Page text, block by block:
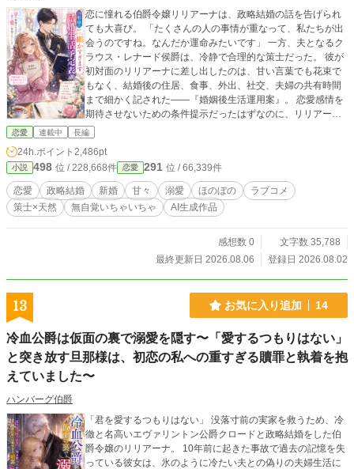
恋に憧れる伯爵令嬢リリアーナは、政略結婚の話を告げられ
ても大喜び。 「たくさんの人の事情が重なって、私たちが出
会うのですね。なんだか運命みたいです」 一方、夫となるク
ラウス・レナード侯爵は、冷静で合理的な策士だった。 彼が
初対面のリリアーナに差し出したのは、甘い言葉でも花束で
もなく、結婚後の住居、食事、外出、社交、夫婦の共有時間
まで細かく記された――『婚姻後生活運用案』。 恋愛感情を
期待させないための条件提示だったはずなのに、リリアーナ
はそれを大切そうに抱きしめてしまう。 「私が困らないよう
を優しさとして受け取り、毎日「嬉しいこと」を報告する
妻。 そんな彼女に調子を狂わされながら、クラウスの予定表
には、夕食、お茶、読書、花、菓子――そして妻の笑顔に関
する項目が、少しずつ増えていく。 政略結婚を運命だと信じ
る妻と、愛情まで管理しようとする旦那様。 これは、まだ恋
くておかしな新婚ラブコメディ。 ・＊毎日20:40更新＊・＊2
026年8月22日完結予定＊・＊12万文字想定＊・
恋愛 連載中 長編
24h.ポイント 2,486pt
小説 498 位 / 228,668件 恋愛 291 位 / 66,339件
恋愛 政略結婚 新婚 甘々 溺愛 ほのぼの
ラブコメ
策士×天然
無自覚いちゃいちゃ AI生成作品
感想数 0
文字数 35,788
最終更新日 2026.08.06
登録日 2026.08.02
13 お気に入り追加 14
冷血公爵は仮面の裏で溺愛を隠す〜「愛するつもりはない」
と突き放す旦那様は、初恋の私への重すぎる贖罪と執着を抱
えていました〜
ハンバーグ伯爵
「君を愛するつもりはない」 没落寸前の実家を救うため、冷
徹と名高いエヴァリントン公爵クロードと政略結婚をした伯
爵令嬢のリリアーナ。 10年前に起きた事故で過去の記憶を失
っている彼女は、氷のように冷たい夫との偽りの夫婦生活に